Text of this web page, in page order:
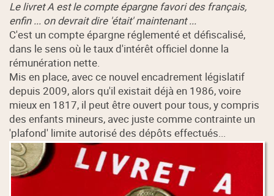
Le livret A est le compte épargne favori des français,
enfin ... on devrait dire 'était' maintenant ...
C'est un compte épargne réglementé et défiscalisé,
dans le sens où le taux d'intérêt officiel donne la
rémunération nette.
Mis en place, avec ce nouvel encadrement législatif
depuis 2009, alors qu'il existait déjà en 1986, voire
mieux en 1817, il peut être ouvert pour tous, y compris
des enfants mineurs, avec juste comme contrainte un
'plafond' limite autorisé des dépôts effectués...